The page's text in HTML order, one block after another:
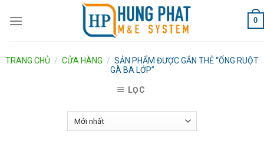
0
TRANG CHỦ / CỬA HÀNG / SẢN PHẨM ĐƯỢC GẮN THẺ “ỐNG RUỘT
GÀ BA LỚP”
LỌC